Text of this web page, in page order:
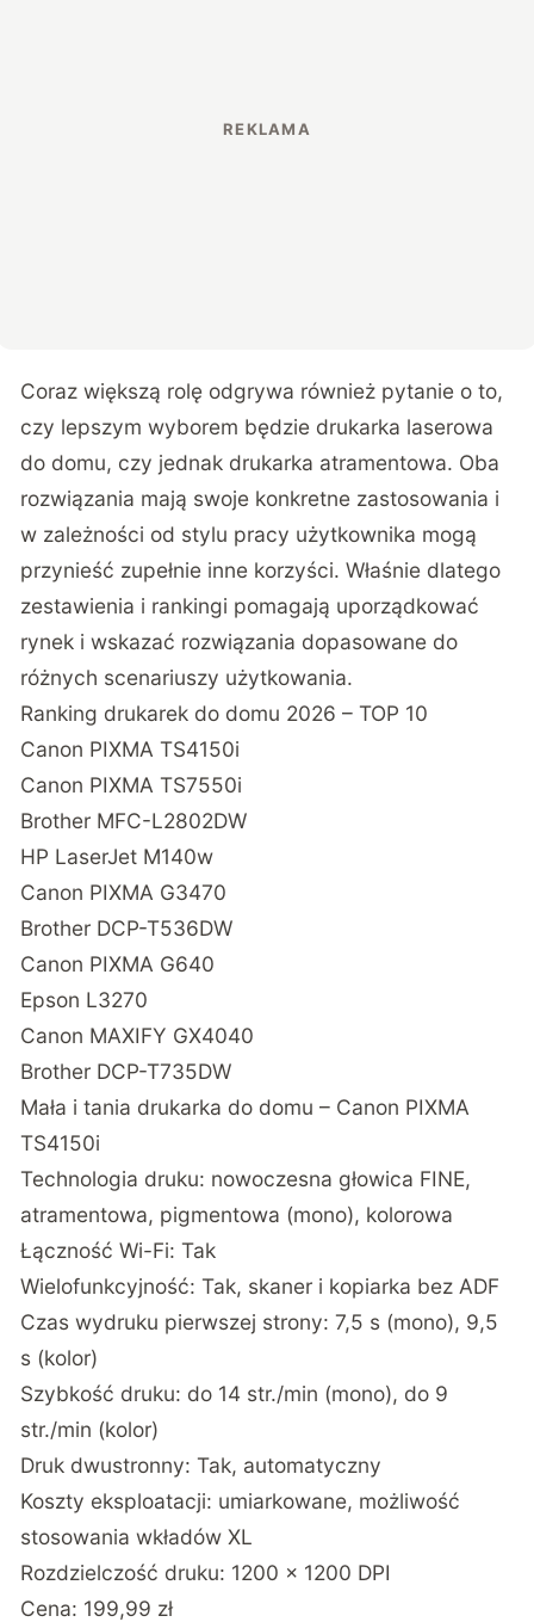
Coraz większą rolę odgrywa również pytanie o to,
czy lepszym wyborem będzie drukarka laserowa
do domu, czy jednak drukarka atramentowa. Oba
rozwiązania mają swoje konkretne zastosowania i
w zależności od stylu pracy użytkownika mogą
przynieść zupełnie inne korzyści. Właśnie dlatego
zestawienia i rankingi pomagają uporządkować
rynek i wskazać rozwiązania dopasowane do
różnych scenariuszy użytkowania.
Ranking drukarek do domu 2026 – TOP 10
Canon PIXMA TS4150i
Canon PIXMA TS7550i
Brother MFC-L2802DW
HP LaserJet M140w
Canon PIXMA G3470
Brother DCP-T536DW
Canon PIXMA G640
Epson L3270
Canon MAXIFY GX4040
Brother DCP-T735DW
Mała i tania drukarka do domu – Canon PIXMA
TS4150i
Technologia druku: nowoczesna głowica FINE,
atramentowa, pigmentowa (mono), kolorowa
Łączność Wi-Fi: Tak
Wielofunkcyjność: Tak, skaner i kopiarka bez ADF
Czas wydruku pierwszej strony: 7,5 s (mono), 9,5
s (kolor)
Szybkość druku: do 14 str./min (mono), do 9
str./min (kolor)
Druk dwustronny: Tak, automatyczny
Koszty eksploatacji: umiarkowane, możliwość
stosowania wkładów XL
Rozdzielczość druku: 1200 × 1200 DPI
Cena: 199,99 zł